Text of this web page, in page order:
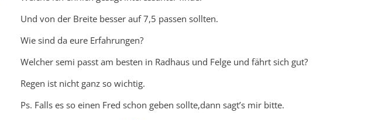
Und von der Breite besser auf 7,5 passen sollten.
Wie sind da eure Erfahrungen?
Welcher semi passt am besten in Radhaus und Felge und fährt sich gut?
Regen ist nicht ganz so wichtig.
Ps. Falls es so einen Fred schon geben sollte,dann sagt’s mir bitte.